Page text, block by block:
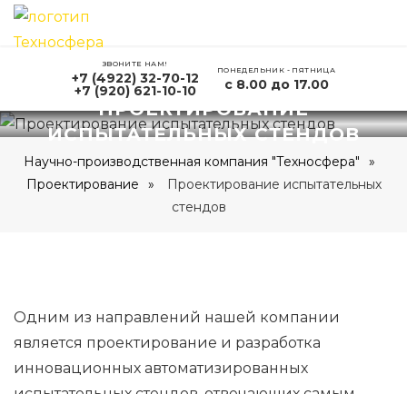
ЗВОНИТЕ НАМ!
+7 (4922) 32-70-12
+7 (920) 621-10-10
ПОНЕДЕЛЬНИК - ПЯТНИЦА
с 8.00 до 17.00
ПРОЕКТИРОВАНИЕ
ИСПЫТАТЕЛЬНЫХ СТЕНДОВ
Научно-производственная компания "Техносфера"
Проектирование
Проектирование испытательных
стендов
Одним из направлений нашей компании
является проектирование и разработка
инновационных автоматизированных